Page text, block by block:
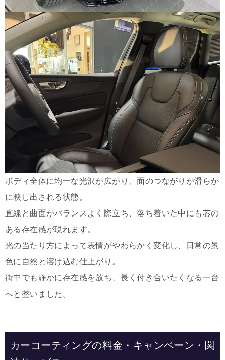
ボディ全体に均一な光沢が広がり、面のつながりが滑らか
に映し出される状態。
直線と曲面がバランスよく際立ち、落ち着いた中にも芯の
ある存在感が現れます。
光の当たり方によって表情がやわらかく変化し、日常の景
色に自然と溶け込む仕上がり。
街中でも静かに存在感を放ち、長く付き合いたくなる一台
へと整いました。
カーコーティングの料金・キャンペーン・関